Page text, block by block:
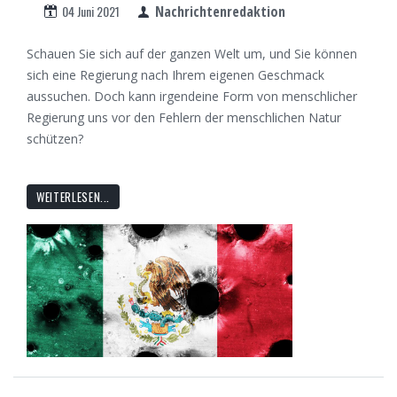
04 Juni 2021 Nachrichtenredaktion
Schauen Sie sich auf der ganzen Welt um, und Sie können
sich eine Regierung nach Ihrem eigenen Geschmack
aussuchen. Doch kann irgendeine Form von menschlicher
Regierung uns vor den Fehlern der menschlichen Natur
schützen?
WEITERLESEN...